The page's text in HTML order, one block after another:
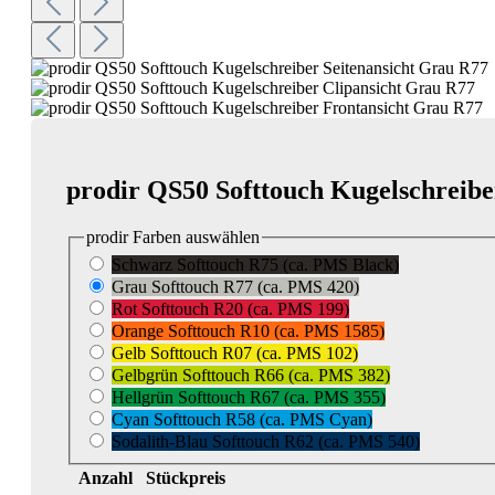
prodir QS50 Softtouch
prodir Farben auswählen
Schwarz Softtouch R75 (ca. PMS Black)
Grau Softtouch R77 (ca. PMS 420)
Rot Softtouch R20 (ca. PMS 199)
Orange Softtouch R10 (ca. PMS 1585)
Gelb Softtouch R07 (ca. PMS 102)
Gelbgrün Softtouch R66 (ca. PMS 382)
Hellgrün Softtouch R67 (ca. PMS 355)
Cyan Softtouch R58 (ca. PMS Cyan)
Sodalith-Blau Softtouch R62 (ca. PMS 540)
Anzahl
Stückpreis